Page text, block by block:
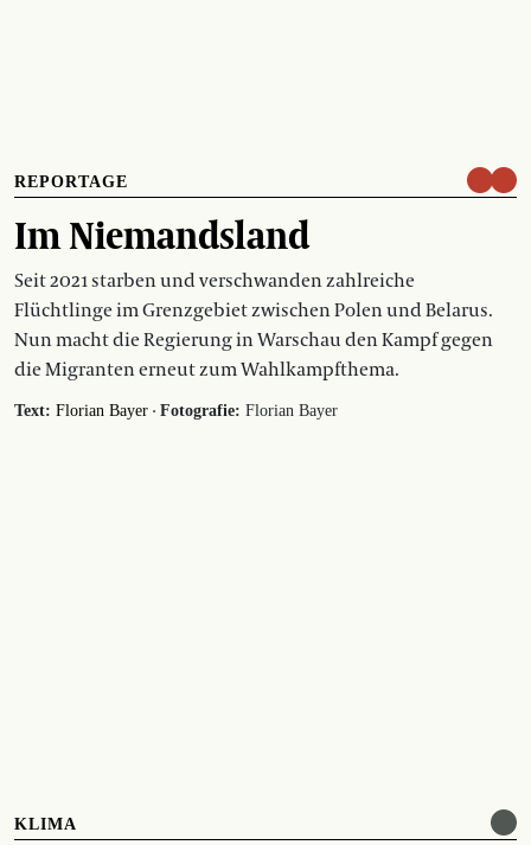
REPORTAGE
Im Niemandsland
Seit 2021 starben und verschwanden zahlreiche
Flüchtlinge im Grenzgebiet zwischen Polen und Belarus.
Nun macht die Regierung in Warschau den Kampf gegen
die Migranten erneut zum Wahlkampfthema.
Text: Florian Bayer · Fotografie: Florian Bayer
KLIMA